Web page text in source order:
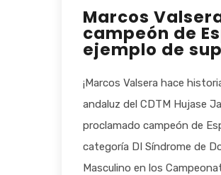
Marcos
campeón de
ejemplo de
¡Marcos Valsera hace
andaluz del CDTM Hujase
proclamado campeón de
categoría DI Síndrome de
Masculino en los